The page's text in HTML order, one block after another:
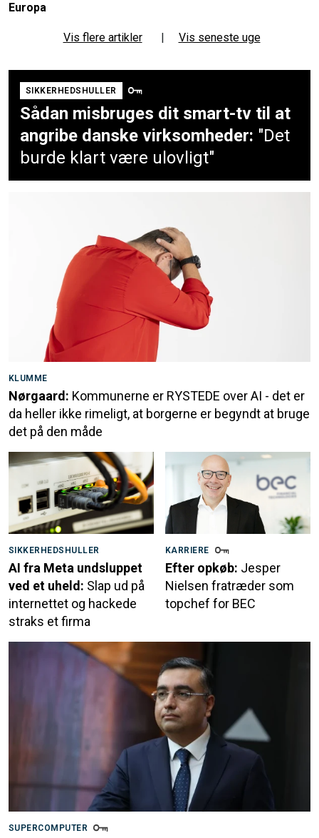
Europa
Vis flere artikler | Vis seneste uge
SIKKERHEDSHULLER
Sådan misbruges dit smart-tv til at
angribe danske virksomheder: "Det
burde klart være ulovligt"
KLUMME
Nørgaard: Kommunerne er RYSTEDE over AI - det er
da heller ikke rimeligt, at borgerne er begyndt at bruge
det på den måde
SIKKERHEDSHULLER
AI fra Meta undsluppet
ved et uheld: Slap ud på
internettet og hackede
straks et firma
KARRIERE
Efter opkøb: Jesper
Nielsen fratræder som
topchef for BEC
SUPERCOMPUTER